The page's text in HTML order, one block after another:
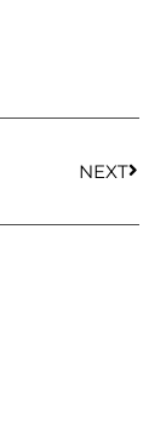
NEXT